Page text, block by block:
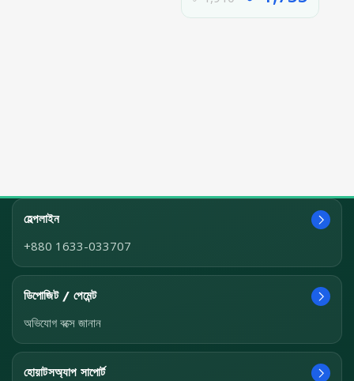
হেল্পলাইন
+880 1633-033707
ডিপোজিট / পেমেন্ট
অভিযোগ বক্সে জানান
হোয়াটসঅ্যাপ সাপোর্ট